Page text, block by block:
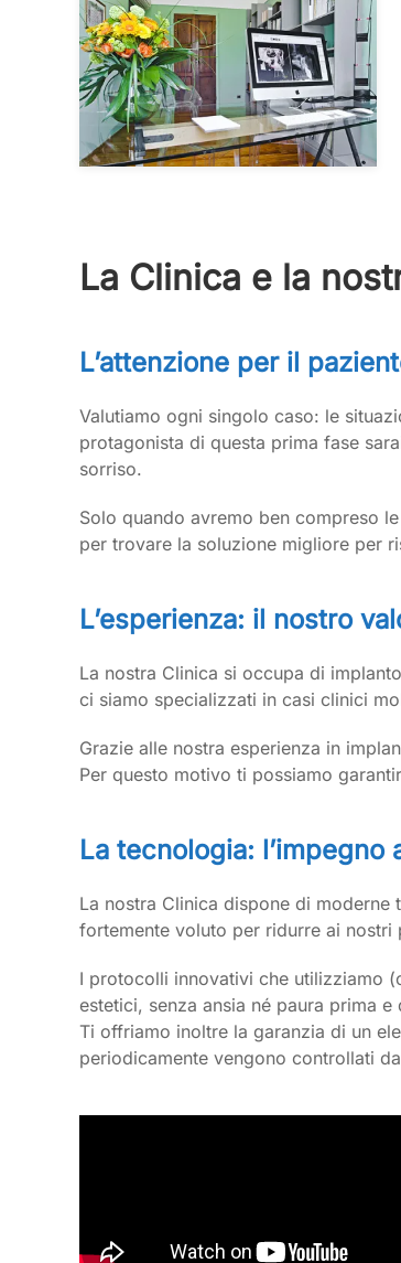
La Clinica e la
L’attenzione per il
Valutiamo ogni singolo caso: le
protagonista di questa prima fase
sorriso.
Solo quando avremo ben compreso
per trovare la soluzione migliore per
L’esperienza: il nostro
La nostra Clinica si occupa di
ci siamo specializzati in casi clinici
Grazie alle nostra esperienza in
Per questo motivo ti possiamo
La tecnologia:
La nostra Clinica dispone di
fortemente voluto per ridurre ai
I protocolli innovativi che utilizziamo
estetici, senza ansia né paura prima e
Ti offriamo inoltre la garanzia di un
periodicamente vengono controllati